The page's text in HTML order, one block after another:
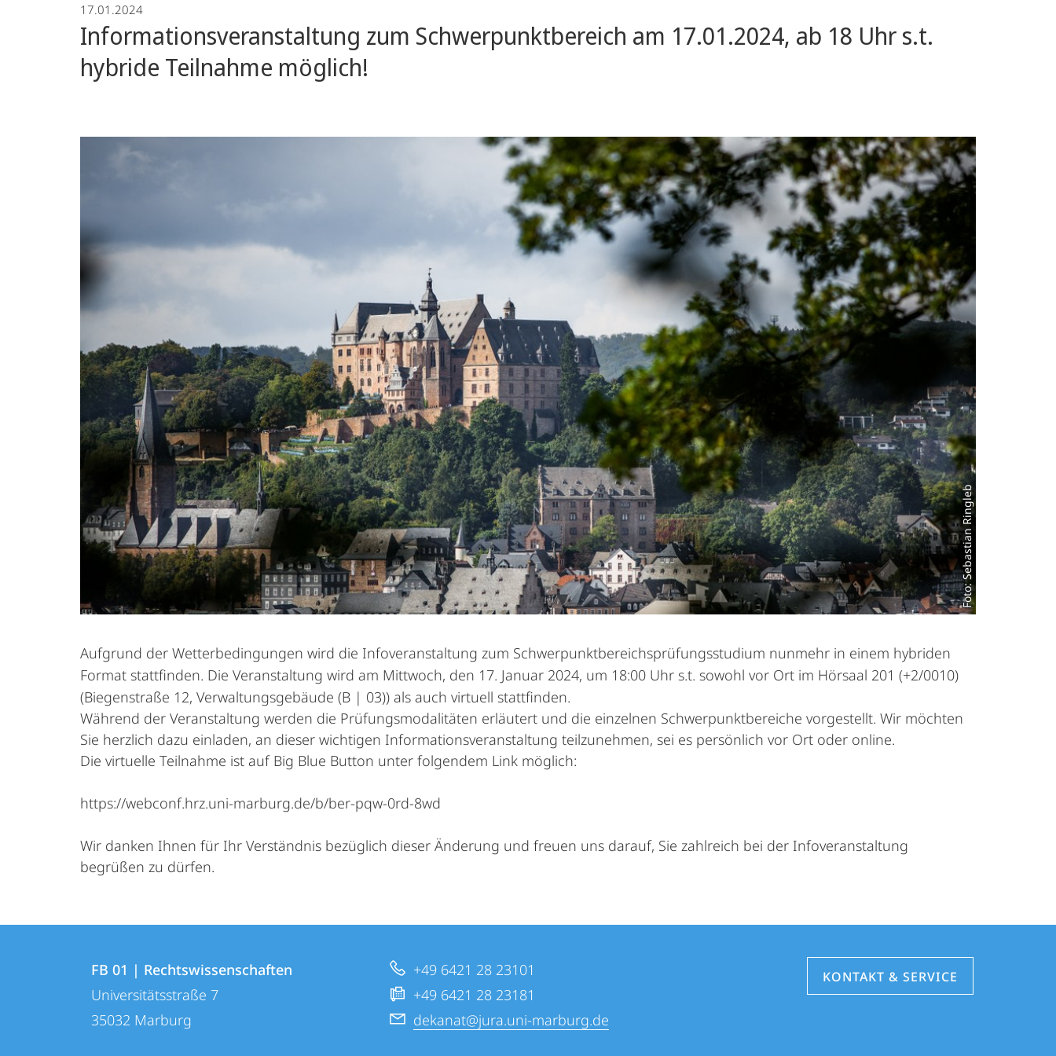
17.01.2024
Informationsveranstaltung zum Schwerpunktbereich am 17.01.2024, ab 18 Uhr s.t.
hybride Teilnahme möglich!
Foto: Sebastian Ringleb
Aufgrund der Wetterbedingungen wird die Infoveranstaltung zum Schwerpunktbereichsprüfungsstudium nunmehr in einem hybriden
Format stattfinden. Die Veranstaltung wird am Mittwoch, den 17. Januar 2024, um 18:00 Uhr s.t. sowohl vor Ort im Hörsaal 201 (+2/0010)
(Biegenstraße 12, Verwaltungsgebäude (B | 03)) als auch virtuell stattfinden.
Während der Veranstaltung werden die Prüfungsmodalitäten erläutert und die einzelnen Schwerpunktbereiche vorgestellt. Wir möchten
Sie herzlich dazu einladen, an dieser wichtigen Informationsveranstaltung teilzunehmen, sei es persönlich vor Ort oder online.
Die virtuelle Teilnahme ist auf Big Blue Button unter folgendem Link möglich:
https://webconf.hrz.uni-marburg.de/b/ber-pqw-0rd-8wd
Wir danken Ihnen für Ihr Verständnis bezüglich dieser Änderung und freuen uns darauf, Sie zahlreich bei der Infoveranstaltung
begrüßen zu dürfen.
Informationen
Kontaktinformationen
FB
01
FB 01 | Rechtswissenschaften
Universitätsstraße 7
35032 Marburg
+49 6421 28 23101
+49 6421 28 23181
dekanat@jura.uni-marburg.de
KONTAKT & SERVICE